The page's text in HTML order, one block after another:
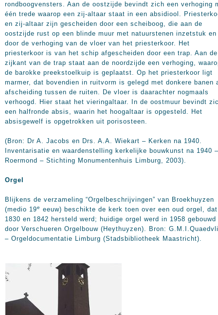
rondboogvensters. Aan de oostzijde bevindt zich een verhoging
één trede waarop een zij-altaar staat in een absidiool.
en zij-altaar zijn gescheiden door een scheiboog, die aan de
oostzijde rust op een blinde muur met natuurstenen inzetstuk en
door de verhoging van de vloer van het priesterkoor. Het
priesterkoor is van het schip afgescheiden door een trap. Aan de
zijkant van de trap staat aan de noordzijde een verhoging,
de barokke preekstoelkuip is geplaatst. Op het priesterkoor ligt
marmer, dat bovendien in ruitvorm is gelegd met donkere banen
afscheiding tussen de ruiten. De vloer is daarachter nogmaals
verhoogd. Hier staat het vieringaltaar. In de oostmuur bevindt
een halfronde absis, waarin het hoogaltaar is opgesteld. Het
absisgewelf is opgetrokken uit porisosteen.
(Bron: Dr A. Jacobs en Drs. A.A. Wiekart – Kerken na 1940.
Inventarisatie en waardenstelling kerkelijke bouwkunst na 1940 –
Roermond – Stichting Monumentenhuis Limburg, 2003).
Orgel
Blijkens de verzameling “Orgelbeschrijvingen” van Broekhuyzen
(medio 19e
eeuw) beschikte de kerk toen over een oud orgel,
1830 en 1842 hersteld werd; huidige orgel werd in 1958 gebouwd
door Verschueren Orgelbouw (Heythuyzen). Bron:
– Orgeldocumentatie Limburg (Stadsbibliotheek Maastricht).